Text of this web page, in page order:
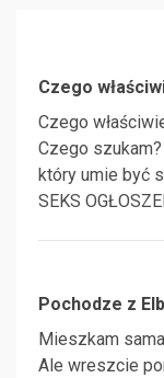
Czego
Czego
Czego
który umie być
SEKS
Pochodze z
Mieszkam
Ale wreszcie